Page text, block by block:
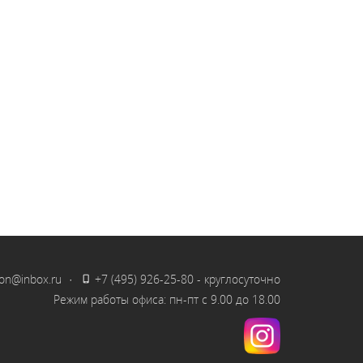
· +7 (495) 926-25-80- круглосуточно
Режим работы офиса: пн-пт с 9.00 до 18.00